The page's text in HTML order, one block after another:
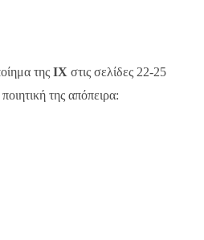
τηςΙΧστις σελίδες 22-25
της απόπειρα: